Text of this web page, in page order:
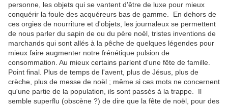
personne, les objets qui se vantent d'être de luxe pour mieux
conquérir la foule des acquéreurs bas de gamme. En dehors de
ces orgies de nourriture et d'objets, les journaleux se permettent
de nous parler du sapin de ou du père noël, tristes inventions de
marchands qui sont allés à la pêche de quelques légendes pour
mieux faire augmenter notre frénétique pulsion de
consommation. Au mieux certains parlent d'une fête de famille.
Point final. Plus de temps de l'avent, plus de Jésus, plus de
crèche, plus de messe de noël ; même si ces mots ne concernent
qu'une partie de la population, ils sont passés à la trappe. Il
semble superflu (obscène ?) de dire que la fête de noël, pour des